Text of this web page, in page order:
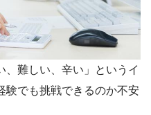
、難しい、辛い」というイ
験でも挑戦できるのか不安